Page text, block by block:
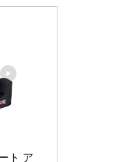
ト ア